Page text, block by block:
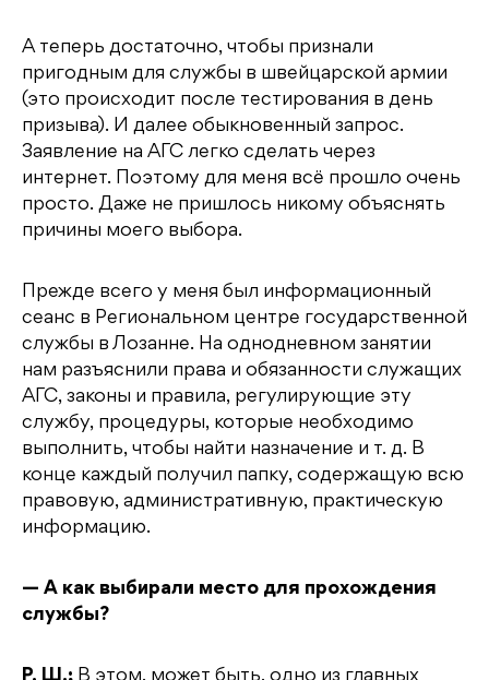
А теперь достаточно, чтобы признали
пригодным для службы в швейцарской армии
(это происходит после тестирования в день
призыва). И далее обыкновенный запрос.
Заявление на АГС легко сделать через
интернет. Поэтому для меня всё прошло очень
просто. Даже не пришлось никому объяснять
причины моего выбора.
Прежде всего у меня был информационный
сеанс в Региональном центре государственной
службы в Лозанне. На однодневном занятии
нам разъяснили права и обязанности служащих
АГС, законы и правила, регулирующие эту
службу, процедуры, которые необходимо
выполнить, чтобы найти назначение и т. д. В
конце каждый получил папку, содержащую всю
правовую, административную, практическую
информацию.
— А как выбирали место для прохождения
службы?